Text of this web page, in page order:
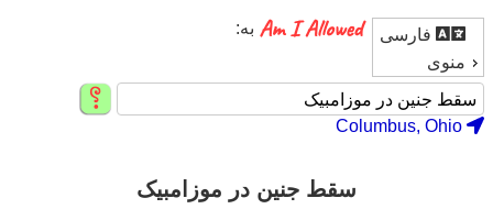
فارسی
منوی
به:
Columbus, Ohio
سقط جنین در موزامبیک